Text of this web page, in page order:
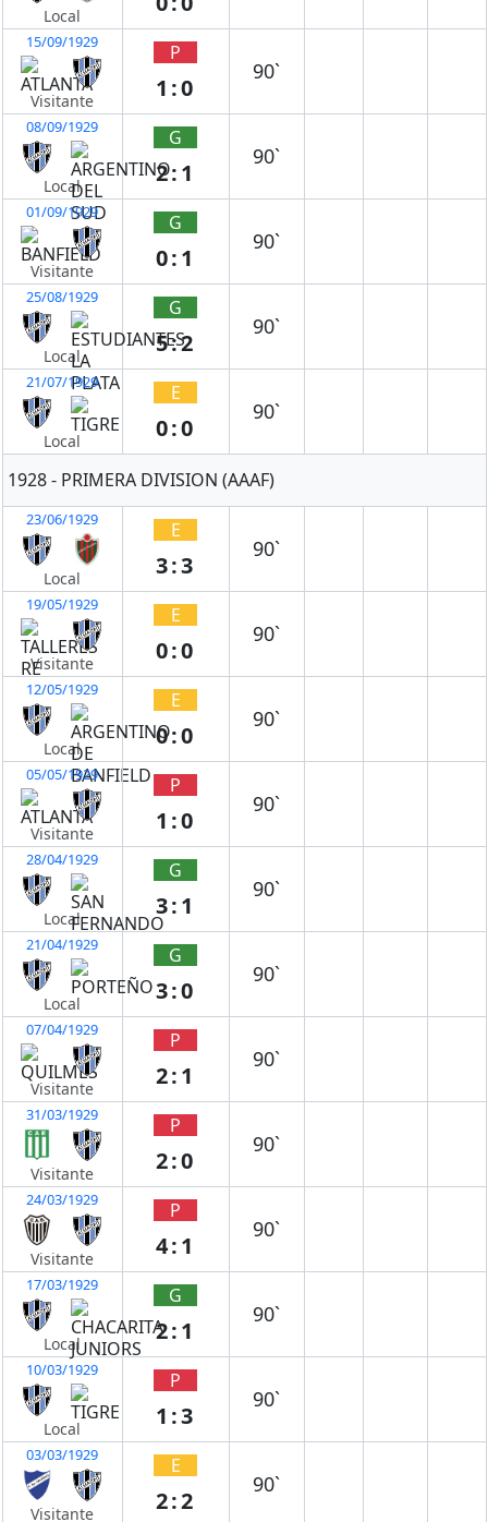
Local
15/09/1929
Visitante
P
1:0
90`
08/09/1929
Local
G
2:1
90`
01/09/1929
Visitante
G
0:1
90`
25/08/1929
Local
G
5:2
90`
21/07/1929
Local
E
0:0
90`
1928 - PRIMERA DIVISION (AAAF)
23/06/1929
Local
E
3:3
90`
19/05/1929
Visitante
E
0:0
90`
12/05/1929
Local
E
0:0
90`
05/05/1929
Visitante
P
1:0
90`
28/04/1929
Local
G
3:1
90`
21/04/1929
Local
G
3:0
90`
07/04/1929
Visitante
P
2:1
90`
31/03/1929
Visitante
P
2:0
90`
24/03/1929
Visitante
P
4:1
90`
17/03/1929
Local
G
2:1
90`
10/03/1929
Local
P
1:3
90`
03/03/1929
Visitante
E
2:2
90`